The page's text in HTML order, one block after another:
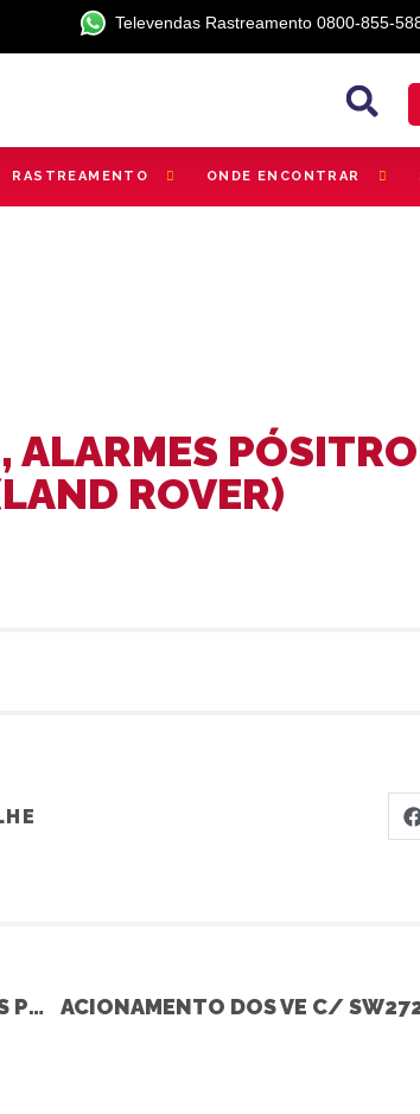
Televendas Rastreamento 0800-855-
RASTREAMENTO ONDE ENCONTRAR
ROVER)
ACIONAMENTO VE C/ SW272 UTILIZANDO ALARMES PÓSITRON – AGILE TODOS (GM)